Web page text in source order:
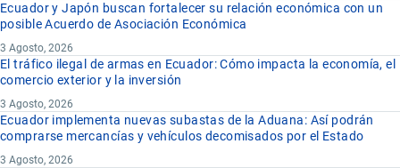
Ecuador y Japón buscan fortalecer su relación económica con un
posible Acuerdo de Asociación Económica
3 Agosto, 2026
El tráfico ilegal de armas en Ecuador: Cómo impacta la economía, el
comercio exterior y la inversión
3 Agosto, 2026
Ecuador implementa nuevas subastas de la Aduana: Así podrán
comprarse mercancías y vehículos decomisados por el Estado
3 Agosto, 2026